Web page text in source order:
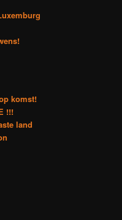
komst!
!!!
land